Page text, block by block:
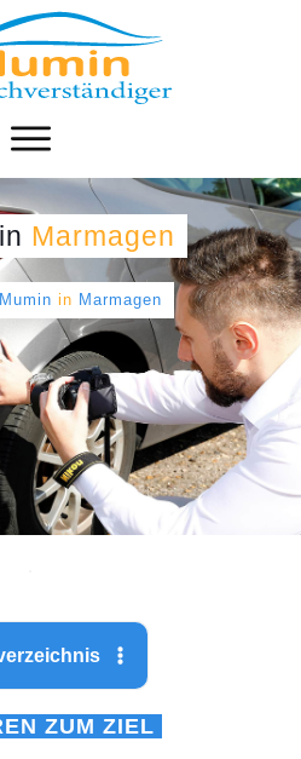
in Marmagen
in Marmagen
ZUM ZIEL